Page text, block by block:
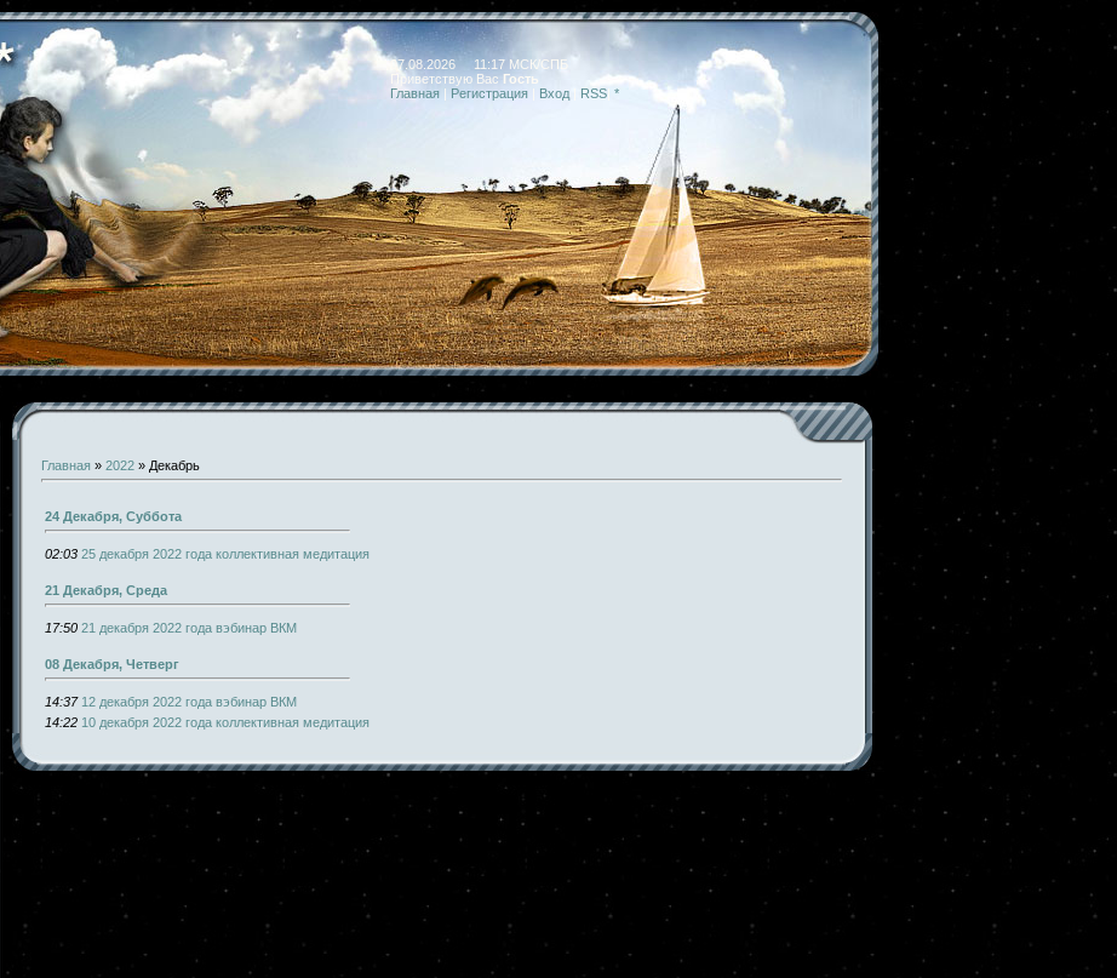
07.08.2026 11:17 МСК/СПБ
Приветствую Вас Гость
Главная | Регистрация | Вход RSS *
Главная » 2022 » Декабрь
24 Декабря, Суббота
02:03 25 декабря 2022 года коллективная медитация
21 Декабря, Среда
17:50 21 декабря 2022 года вэбинар ВКМ
08 Декабря, Четверг
14:37 12 декабря 2022 года вэбинар ВКМ
14:22 10 декабря 2022 года коллективная медитация